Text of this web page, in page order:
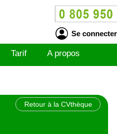
Se connecter
Tarif A propos
Retour à la CVthèque